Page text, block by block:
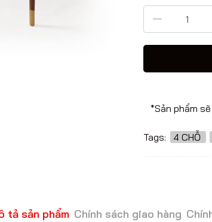
*Sản phẩm
Tags:
4 CHỖ
tả sản phẩm Chính sách giao hàng